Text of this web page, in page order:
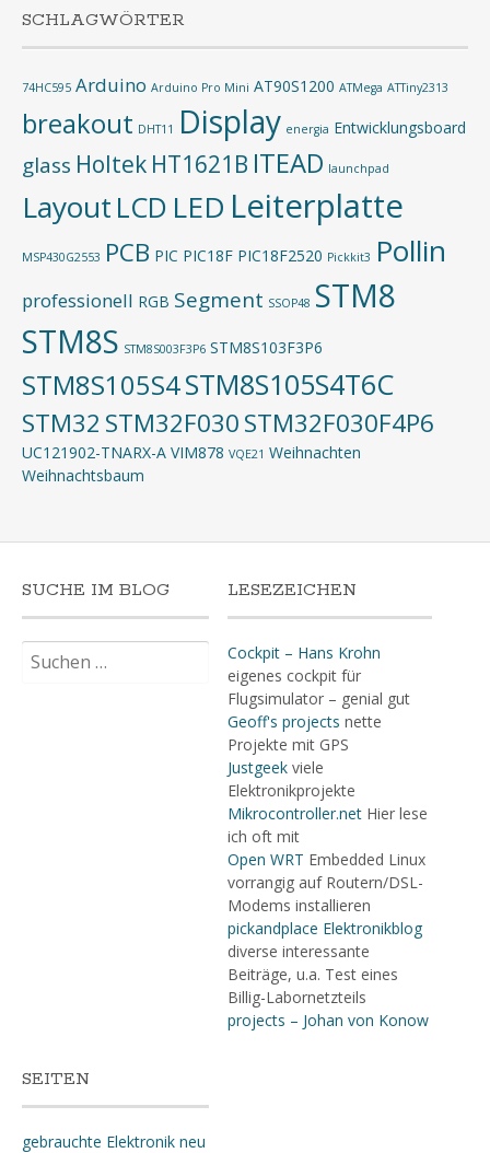
SCHLAGWÖRTER
74HC595 Arduino Arduino Pro Mini AT90S1200 ATMega ATTiny2313
breakout DHT11 Display energia Entwicklungsboard
glass Holtek HT1621B ITEAD launchpad
Layout LCD LED Leiterplatte
MSP430G2553 PCB PIC PIC18F PIC18F2520 Pickkit3 Pollin
professionell RGB Segment SSOP48 STM8
STM8S STM8S003F3P6 STM8S103F3P6
STM8S105S4STM8S105S4T6C
STM32 STM32F030STM32F030F4P6
UC121902-TNARX-A VIM878 VQE21 Weihnachten
Weihnachtsbaum
SUCHE IM BLOG
nach:
LESEZEICHEN
Cockpit – Hans Krohn
eigenes cockpit für
Flugsimulator – genial gut
Geoff's projects nette
Projekte mit GPS
Justgeekviele
Elektronikprojekte
Mikrocontroller.netHier lese
ich oft mit
Open WRT Embedded Linux
vorrangig auf Routern/DSL-
Modems installieren
pickandplace Elektronikblog
diverse interessante
Beiträge, u.a. Test eines
Billig-Labornetzteils
projects – Johan von Konow
SEITEN
gebrauchte Elektronik neu